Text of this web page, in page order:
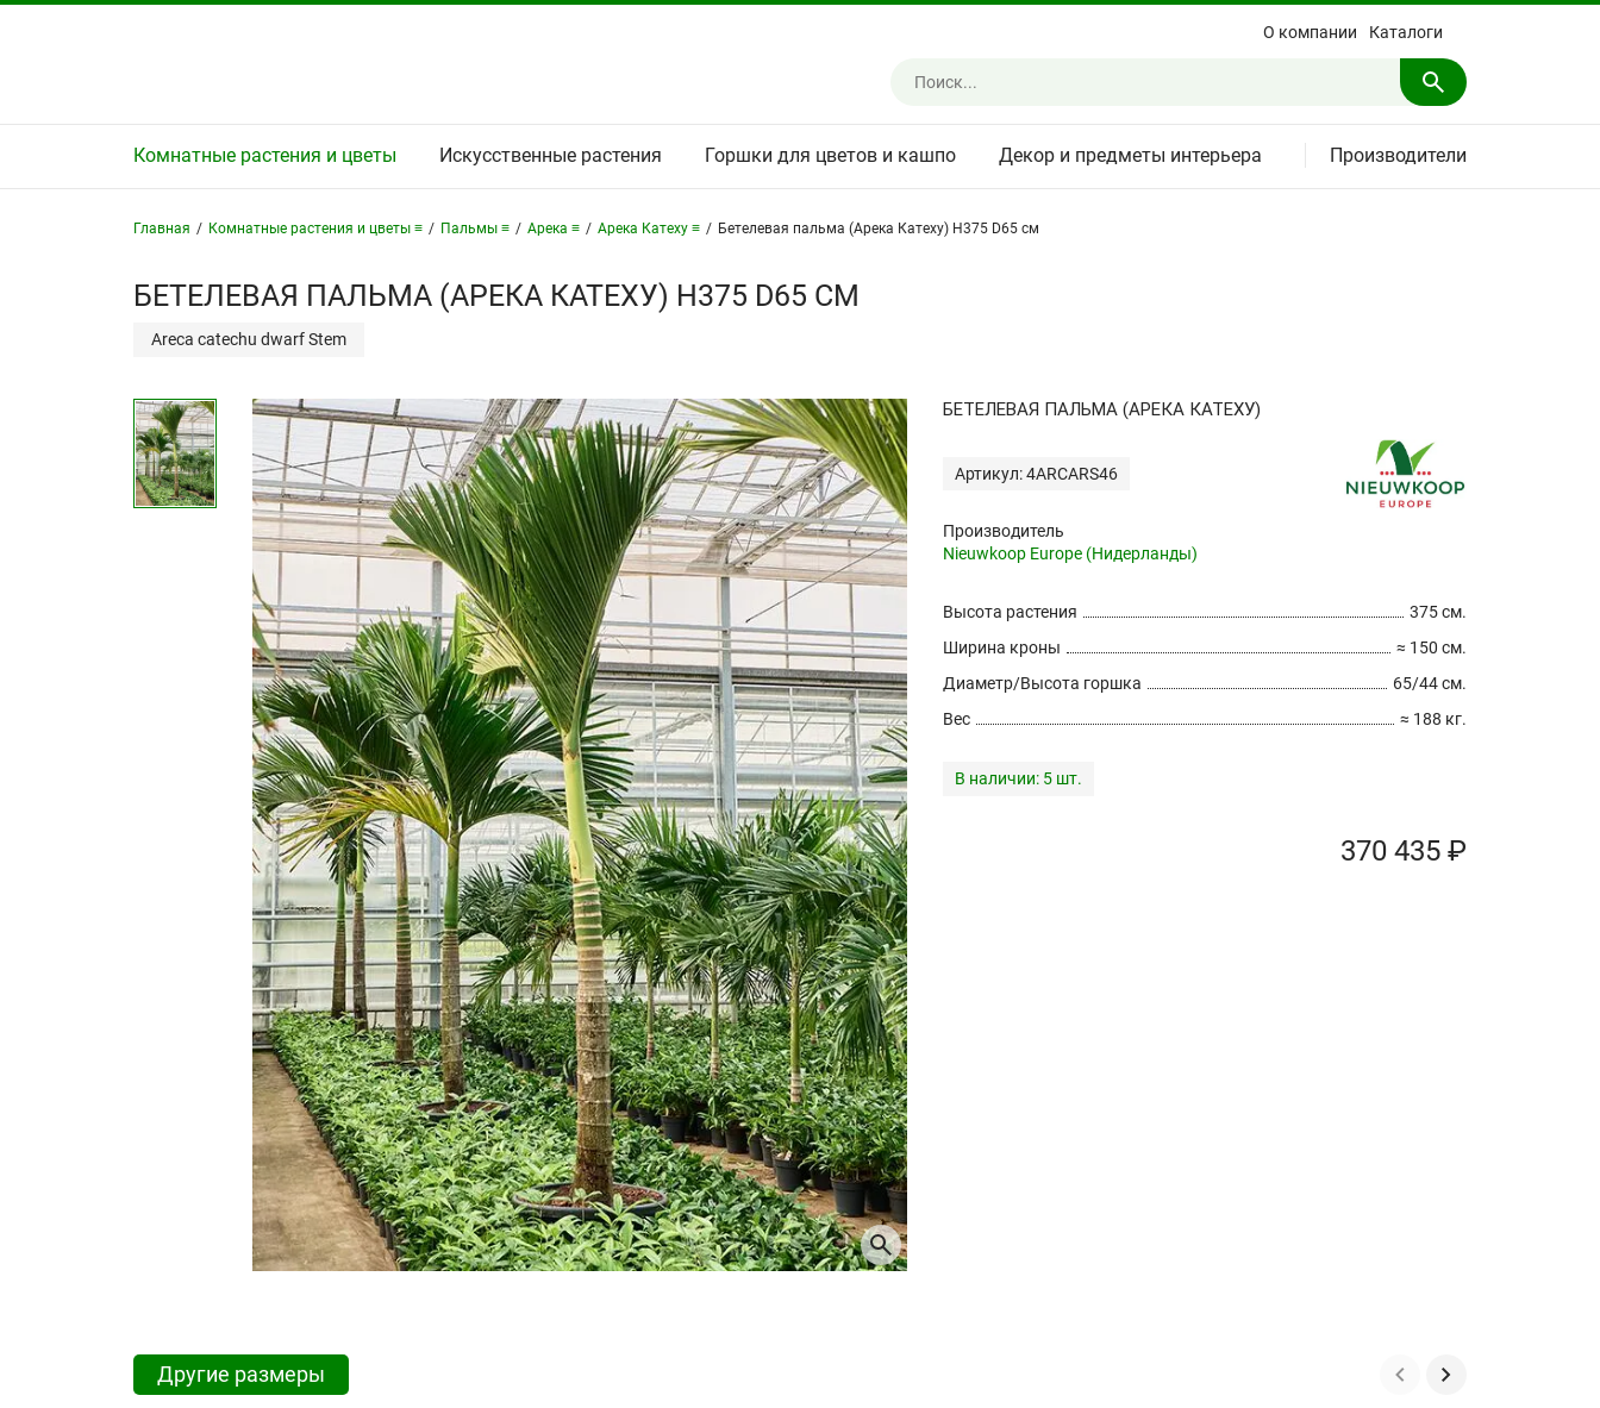
О компании Каталоги
Комнатные растения и цветы Искусственные растения Горшки для цветов и кашпо Декор и предметы интерьера Производители
Главная / Комнатные растения и цветы ≡ / Пальмы ≡ / Арека ≡ / Арека Катеху ≡ / Бетелевая пальма (Арека Катеху) H375 D65 см
БЕТЕЛЕВАЯ ПАЛЬМА (АРЕКА КАТЕХУ) H375 D65 СМ
Areca catechu dwarf Stem
БЕТЕЛЕВАЯ ПАЛЬМА (АРЕКА КАТЕХУ)
Артикул: 4ARCARS46
Производитель
Nieuwkoop Europe (Нидерланды)
375 см.
Высота растения
≈ 150 см.
Ширина кроны
65/44 см.
Диаметр/Высота горшка
≈ 188 кг.
Вес
В наличии: 5 шт.
370 435 ₽
Другие размеры